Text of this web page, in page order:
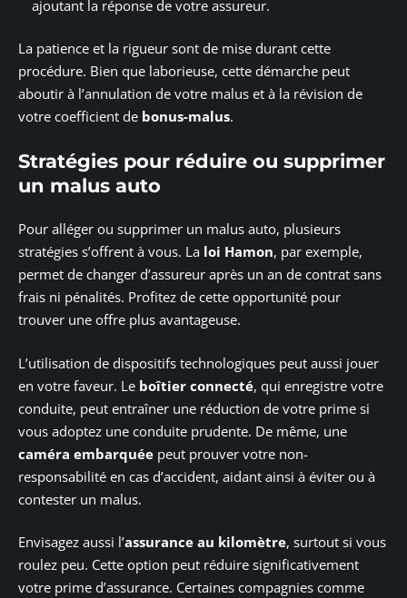
ajoutant la réponse de votre assureur.
La patience et la rigueur sont de mise durant cette
procédure. Bien que laborieuse, cette démarche peut
aboutir à l’annulation de votre malus et à la révision de
votre coefficient de bonus-malus.
Stratégies pour réduire ou supprimer
un malus auto
Pour alléger ou supprimer un malus auto, plusieurs
stratégies s’offrent à vous. La loi Hamon, par exemple,
permet de changer d’assureur après un an de contrat sans
frais ni pénalités. Profitez de cette opportunité pour
trouver une offre plus avantageuse.
L’utilisation de dispositifs technologiques peut aussi jouer
en votre faveur. Le boîtier connecté, qui enregistre votre
conduite, peut entraîner une réduction de votre prime si
vous adoptez une conduite prudente. De même, une
caméra embarquée peut prouver votre non-
responsabilité en cas d’accident, aidant ainsi à éviter ou à
contester un malus.
Envisagez aussi l’assurance au kilomètre, surtout si vous
roulez peu. Cette option peut réduire significativement
votre prime d’assurance. Certaines compagnies comme